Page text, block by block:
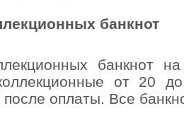
банкнот
банкнот
от 20
после оплаты. Все